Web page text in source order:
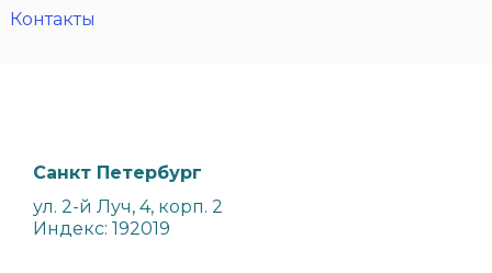
Контакты
Санкт Петербург
ул. 2-й Луч, 4, корп. 2
Индекс: 192019